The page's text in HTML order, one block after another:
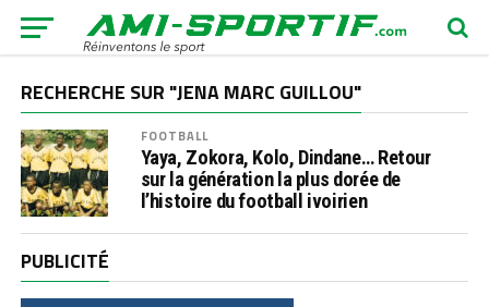
RECHERCHE SUR "JENA MARC GUILLOU"
FOOTBALL
Yaya, Zokora, Kolo, Dindane… Retour
sur la génération la plus dorée de
l’histoire du football ivoirien
PUBLICITÉ